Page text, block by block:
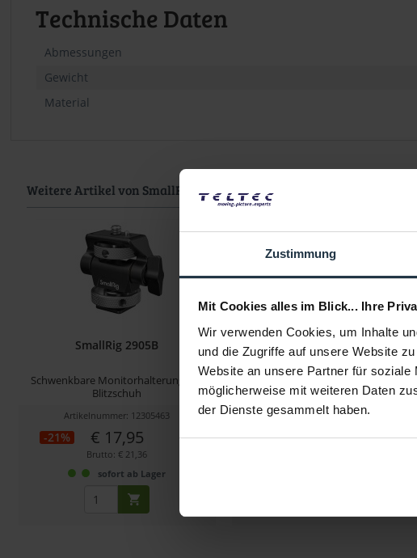
Zustimmung
Mit Cookies alles im Blick... Ihre
Wir verwenden Cookies, um Inhalte
und die Zugriffe auf unsere Website
Website an unsere Partner für soziale
möglicherweise mit weiteren Daten
der Dienste gesammelt haben.
Technische Daten
Abmessungen
Gewicht
Material
Weitere Artikel von SmallRig ansehen
SmallRig 2905B
Schwenkbare Monitorhalterung mit
Blitzschuh
Artikelnummer: 12305463
-21% € 17,95
Brutto: € 21,36
sofort ab Lager
SmallRig 1598 Easy Plate
Standard-Cheese Plate für DSLR-
Artikelnummer: 12279892
-9% € 7,60